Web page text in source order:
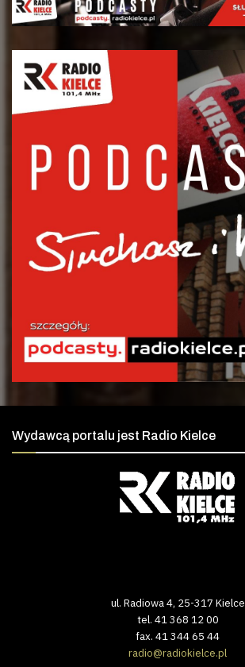
Wydawcą portalu jest Radio Kielce
ul. Radiowa 4, 25-317 Kielce
tel. 41 368 12 00
fax. 41 344 65 44
radio@radiokielce.pl